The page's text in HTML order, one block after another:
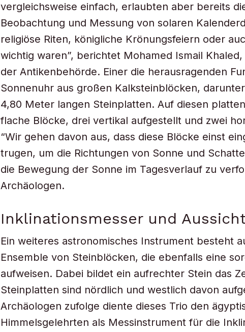
vergleichsweise einfach, erlaubten aber bereits
Beobachtung und Messung von solaren
religiöse Riten, königliche Krönungsfeiern oder
wichtig waren”, berichtet Mohamed Ismail
der Antikenbehörde. Einer die herausragenden
Sonnenuhr aus großen Kalksteinblöcken,
4,80 Meter langen Steinplatten. Auf diesen
flache Blöcke, drei vertikal aufgestellt und zwei
“Wir gehen davon aus, dass diese Blöcke einst
trugen, um die Richtungen von Sonne und
die Bewegung der Sonne im Tagesverlauf zu
Archäologen.
Inklinationsmesser und
Ein weiteres astronomisches Instrument besteht
Ensemble von Steinblöcken, die ebenfalls eine
aufweisen. Dabei bildet ein aufrechter Stein das
Steinplatten sind nördlich und westlich davon
Archäologen zufolge diente dieses Trio den
Himmelsgelehrten als Messinstrument für die